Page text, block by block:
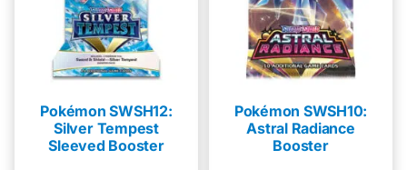
Pokémon SWSH12:
Silver Tempest
Sleeved Booster
Pokémon SWSH10:
Astral Radiance
Booster